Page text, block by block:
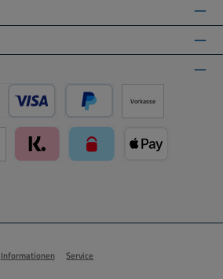
Kredit- oder Debitkarte über PayPal
Später Bezahlen über PayPal
Vorkasse
Informationen Service